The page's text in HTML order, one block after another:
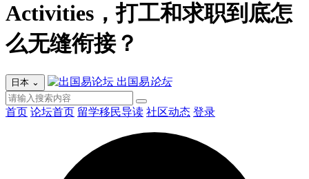
Activities，打工和求职到底怎
么无缝衔接？
日本 ⌄ 出国易论坛
首页 论坛首页 留学移民导读 社区动态 登录